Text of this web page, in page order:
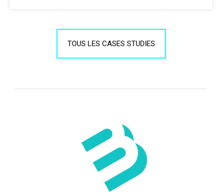
TOUS LES CASES STUDIES